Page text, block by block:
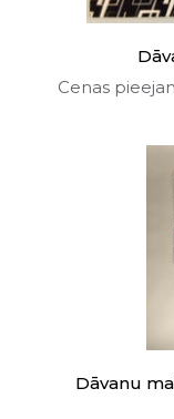
Cenas
Dāvanu